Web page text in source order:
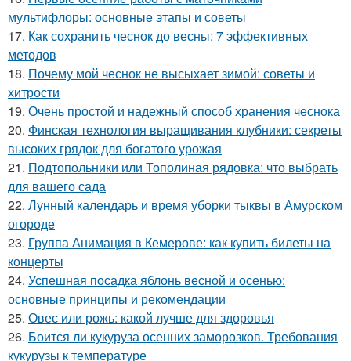
мультифлоры: основные этапы и советы
17. Как сохранить чеснок до весны: 7 эффективных
методов
18. Почему мой чеснок не высыхает зимой: советы и
хитрости
19. Очень простой и надежный способ хранения чеснока
20. Финская технология выращивания клубники: секреты
высоких грядок для богатого урожая
21. Подтопольники или Тополиная рядовка: что выбрать
для вашего сада
22. Лунный календарь и время уборки тыквы в Амурском
огороде
23. Группа Анимация в Кемерове: как купить билеты на
концерты
24. Успешная посадка яблонь весной и осенью:
основные принципы и рекомендации
25. Овес или рожь: какой лучше для здоровья
26. Боится ли кукуруза осенних заморозков. Требования
кукурузы к температуре